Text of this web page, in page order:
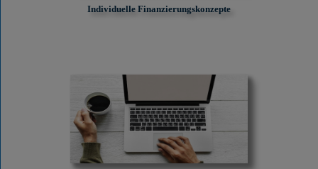
Individuelle Finanzierungskonzepte